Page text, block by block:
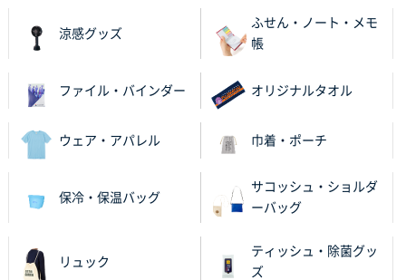
2025年12月02日 23:00
2025年11月28日 15:13
他部署のスタッフからの指示
A4箔押し名入れクリアファイル
2025年11月27日 10:45
涼感グッズ
ふせん・ノート・メモ
帳
ファイル・バインダー オリジナルタオル
ウェア・アパレル 巾着・ポーチ
保冷・保温バッグ
サコッシュ・ショルダ
ーバッグ
リュック
ティッシュ・除菌グッ
ズ